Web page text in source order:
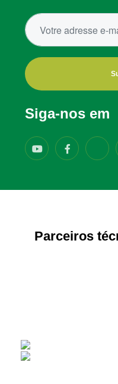
Siga-nos em
Parceiros